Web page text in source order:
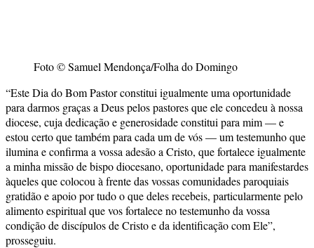
Foto © Samuel Mendonça/Folha do Domingo
“Este Dia do Bom Pastor constitui igualmente uma oportunidade
para darmos graças a Deus pelos pastores que ele concedeu à nossa
diocese, cuja dedicação e generosidade constitui para mim — e
estou certo que também para cada um de vós — um testemunho que
ilumina e confirma a vossa adesão a Cristo, que fortalece igualmente
a minha missão de bispo diocesano, oportunidade para manifestardes
àqueles que colocou à frente das vossas comunidades paroquiais
gratidão e apoio por tudo o que deles recebeis, particularmente pelo
alimento espiritual que vos fortalece no testemunho da vossa
condição de discípulos de Cristo e da identificação com Ele”,
prosseguiu.